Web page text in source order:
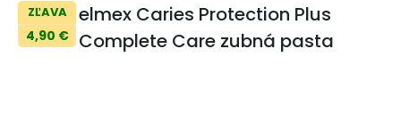
ZĽAVA
4,90 €
elmex Caries Protection Plus
Complete Care zubná pasta